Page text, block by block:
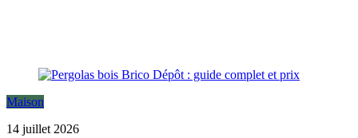
Maison
14 juillet 2026